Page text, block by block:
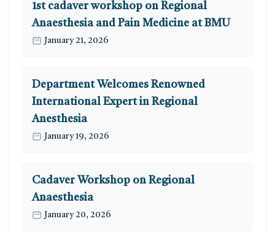
1st cadaver workshop on Regional
Anaesthesia and Pain Medicine at BMU
January 21, 2026
Department Welcomes Renowned
International Expert in Regional
Anesthesia
January 19, 2026
Cadaver Workshop on Regional
Anaesthesia
January 20, 2026